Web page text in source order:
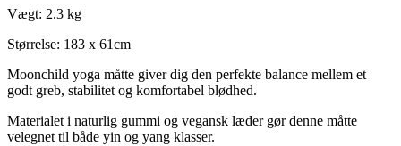
Vægt: 2.3 kg
Størrelse: 183 x 61cm
Moonchild yoga måtte giver dig den perfekte balance mellem et
godt greb, stabilitet og komfortabel blødhed.
Materialet i naturlig gummi og vegansk læder gør denne måtte
velegnet til både yin og yang klasser.